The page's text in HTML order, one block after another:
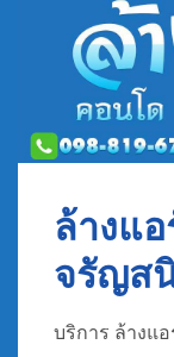
ล้างแ
จรัญส
บริการ ล้างแ